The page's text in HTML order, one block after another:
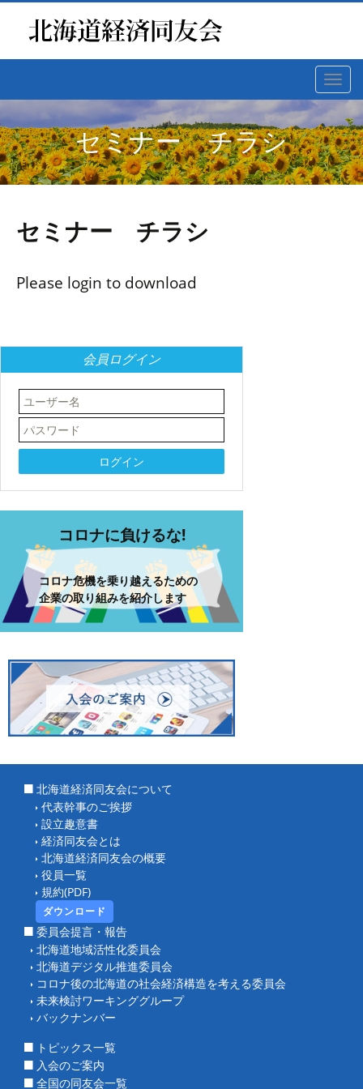
セミナー チラシ
セミナー チラシ
Please login to download
会員ログイン
コロナに負けるな!
コロナ危機を乗り越えるための
企業の取り組みを紹介します
北海道経済同友会について
代表幹事のご挨拶
設立趣意書
経済同友会とは
北海道経済同友会の概要
役員一覧
規約(PDF)
ダウンロード
委員会提言・報告
北海道地域活性化委員会
北海道デジタル推進委員会
コロナ後の北海道の社会経済構造を考える委員会
未来検討ワーキンググループ
バックナンバー
トピックス一覧
入会のご案内
全国の同友会一覧